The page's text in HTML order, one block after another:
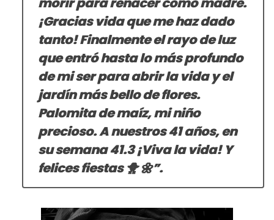
¡Gracias vida que me haz dado
tanto! Finalmente el rayo de luz
que entró hasta lo más profundo
de mi ser para abrir la vida y el
jardín más bello de flores.
Palomita de maíz, mi niño
precioso. A nuestros 41 años, en
su semana 41.3 ¡Viva la vida! Y
felices fiestas 🐥 🌼”.